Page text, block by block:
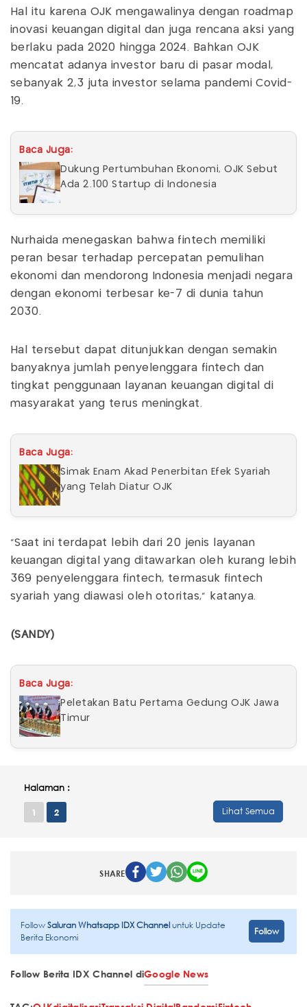
Hal itu karena OJK mengawalinya dengan roadmap
inovasi keuangan digital dan juga rencana aksi yang
berlaku pada 2020 hingga 2024. Bahkan OJK
mencatat adanya investor baru di pasar modal,
sebanyak 2,3 juta investor selama pandemi Covid-
19.
Baca Juga:
Dukung Pertumbuhan Ekonomi, OJK Sebut
Ada 2.100 Startup di Indonesia
Nurhaida menegaskan bahwa fintech memiliki
peran besar terhadap percepatan pemulihan
ekonomi dan mendorong Indonesia menjadi negara
dengan ekonomi terbesar ke-7 di dunia tahun
2030.
Hal tersebut dapat ditunjukkan dengan semakin
banyaknya jumlah penyelenggara fintech dan
tingkat penggunaan layanan keuangan digital di
masyarakat yang terus meningkat.
Baca Juga:
Simak Enam Akad Penerbitan Efek Syariah
yang Telah Diatur OJK
“Saat ini terdapat lebih dari 20 jenis layanan
keuangan digital yang ditawarkan oleh kurang lebih
369 penyelenggara fintech, termasuk fintech
syariah yang diawasi oleh otoritas,” katanya.
(SANDY)
Baca Juga:
Peletakan Batu Pertama Gedung OJK Jawa
Timur
Halaman :
1 2 Lihat Semua
SHARE
FollowSaluran Whatsapp IDX Channeluntuk Update
Berita Ekonomi
Follow
Follow Berita IDX Channel diGoogle News